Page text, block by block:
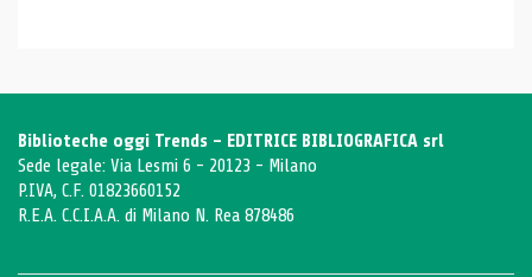
Biblioteche oggi Trends - EDITRICE BIBLIOGRAFICA srl
Sede legale: Via Lesmi 6 - 20123 - Milano
P.IVA, C.F. 01823660152
R.E.A. C.C.I.A.A. di Milano N. Rea 878486